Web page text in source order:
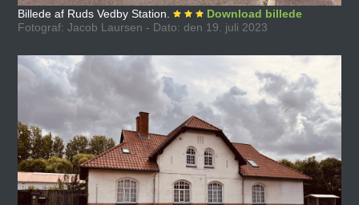
Billede af Ruds Vedby Station.
Download billede
Fotograf: Jacob Laursen - Dato: den 19. juli 2023